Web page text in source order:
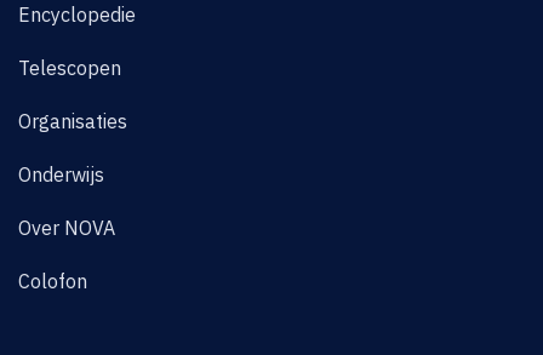
Encyclopedie
Telescopen
Organisaties
Onderwijs
Over NOVA
Colofon